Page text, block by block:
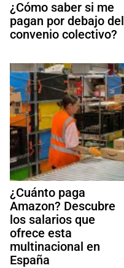
¿Cómo saber si me
pagan por debajo del
convenio colectivo?
¿Cuánto paga
Amazon? Descubre
los salarios que
ofrece esta
multinacional en
España